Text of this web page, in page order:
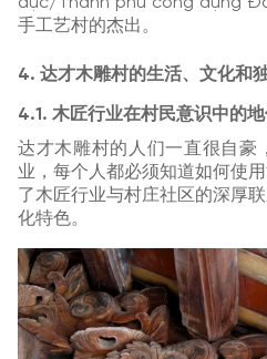
手工艺村的杰出。
4. 达才木雕村的生活、文化和
4.1. 木匠行业在村民意识中的
达才木雕村的人们一直很自豪
业，每个人都必须知道如何使
了木匠行业与村庄社区的深厚
化特色。